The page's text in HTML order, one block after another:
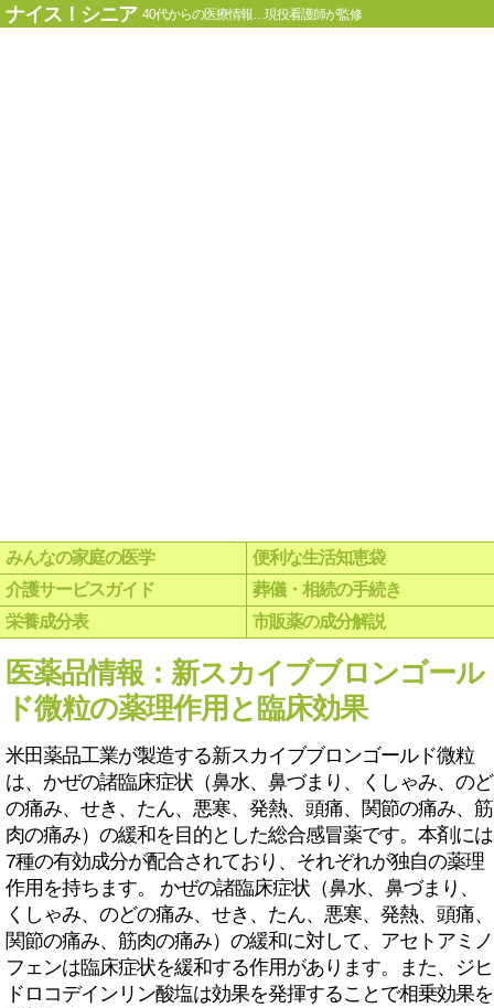
ナイス！シニア 40代からの医療情報…現役看護師が監修
みんなの家庭の医学
便利な生活知恵袋
介護サービスガイド
葬儀・相続の手続き
栄養成分表
市販薬の成分解説
医薬品情報：新スカイブブロンゴール
ド微粒の薬理作用と臨床効果
米田薬品工業が製造する新スカイブブロンゴールド微粒
は、かぜの諸臨床症状（鼻水、鼻づまり、くしゃみ、のど
の痛み、せき、たん、悪寒、発熱、頭痛、関節の痛み、筋
肉の痛み）の緩和を目的とした総合感冒薬です。本剤には
7種の有効成分が配合されており、それぞれが独自の薬理
作用を持ちます。 かぜの諸臨床症状（鼻水、鼻づまり、
くしゃみ、のどの痛み、せき、たん、悪寒、発熱、頭痛、
関節の痛み、筋肉の痛み）の緩和に対して、アセトアミノ
フェンは臨床症状を緩和する作用があります。また、ジヒ
ドロコデインリン酸塩は効果を発揮することで相乗効果を